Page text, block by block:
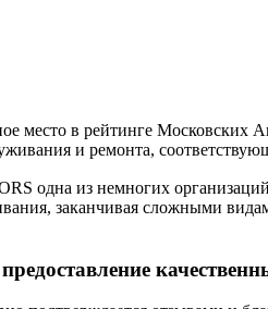
место в рейтинге Московских
и ремонта,
одна из немногих
заканчивая сложными